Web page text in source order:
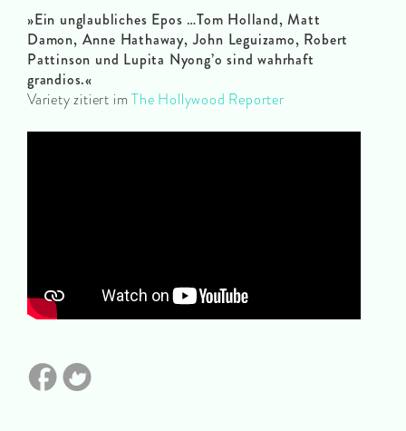
»Ein unglaubliches Epos …Tom Holland, Matt
Damon, Anne Hathaway, John Leguizamo, Robert
Pattinson und Lupita Nyong’o sind wahrhaft
grandios.«
Variety zitiert imThe Hollywood Reporter